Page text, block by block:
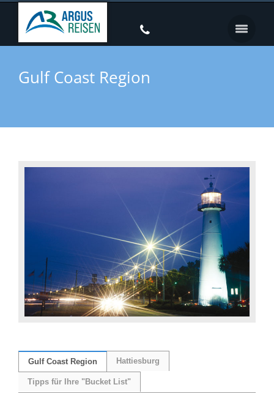
Gulf Coast Region
Gulf Coast Region Hattiesburg
Tipps für Ihre "Bucket List"